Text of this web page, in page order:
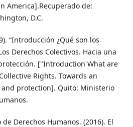
America].Recuperado de:
D.C.
“Introducción ¿Qué son los
Derechos Colectivos. Hacia una
["Introduction What are
Rights. Towards an
protection]. Quito: Ministerio
Derechos Humanos. (2016). El